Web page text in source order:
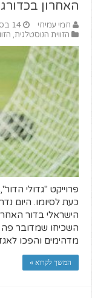
האחרון
חמי עמיחי
14 בספטמבר 2020
הזווית הנוסטלגית,
פרוייקט "גדולי
כעת לסיומו. היום
הישראלי בדור
השכיחו שמדובר פה
מדהימים והפכו
המשך לקרוא »